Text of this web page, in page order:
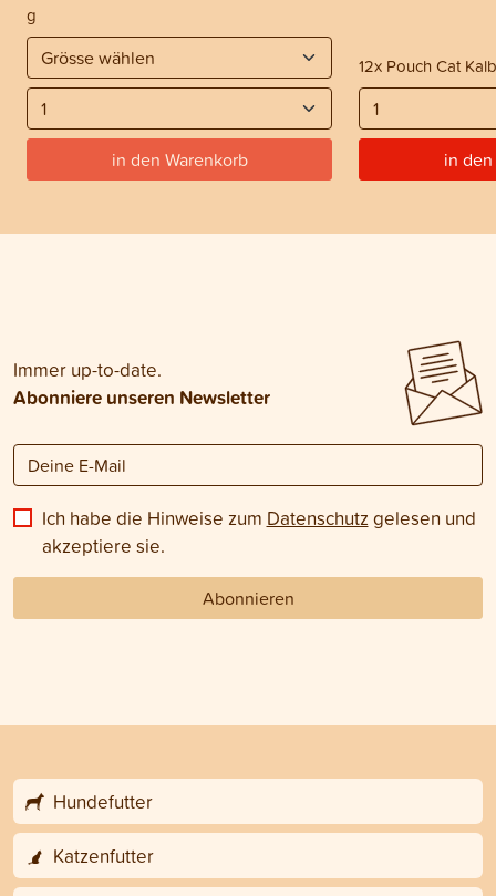
g
in den Warenkorb
12x Pouch Cat
in
Immer up-to-date.
Abonniere unseren Newsletter
Ich habe die Hinweise zum Datenschutz gelesen und
akzeptiere sie.
Abonnieren
Hundefutter
Katzenfutter